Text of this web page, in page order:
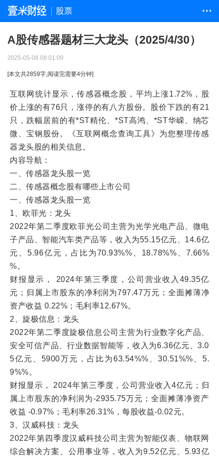
股票 • • •
A股传感器题材三大龙头（2025/4/30）
2025-05-06 08:01:09
[本文共2859字,阅读完需要4分钟]
互联网统计显示，传感器概念股，平均上涨1.72%，股
价上涨的有76只，涨停的有八方股份。股价下跌的有21
只，跌幅居前的有*ST精伦、*ST高鸿、*ST华嵘、纳芯
微、宝钢股份。《互联网概念查询工具》为您整理传感
器龙头股的相关信息。
内容导航：
一、传感器龙头股一览
二、传感器概念股有哪些上市公司
一、传感器龙头股一览
1、欧菲光：龙头
2022年第二季度欧菲光公司主营为光学光电产品、微电
子产品、智能汽车类产品等，收入为55.15亿元、14.6亿
元、5.96亿元，占比为70.93%%、18.78%%、7.66%
%。
财报显示， 2024年第三季度，公司营业收入49.35亿
元；归属上市股东的净利润为797.47万元；全面摊薄净
资产收益 0.22%；毛利率12.67%。
2、旋极信息：龙头
2022年第二季度旋极信息公司主营为行业数字化产品、
安全可信产品、行业数据智能等，收入为6.36亿元、3.0
5亿元、5900万元，占比为63.54%%、30.51%%、5.
9%%。
财报显示， 2024年第三季度，公司营业收入4亿元；归
属上市股东的净利润为-2935.75万元；全面摊薄净资产
收益 -0.97%；毛利率26.31%，每股收益-0.02元。
3、汉威科技：龙头
2022年第四季度汉威科技公司主营为智能仪表、物联网
综合解决方案、公用事业等，收入为9.52亿元、5.93亿